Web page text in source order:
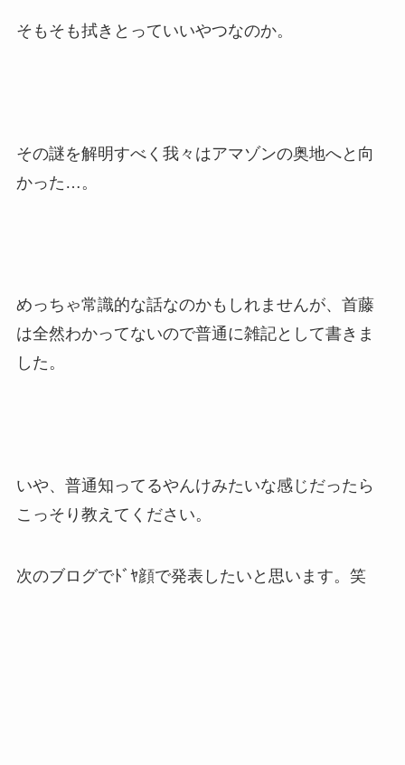
そもそも拭きとっていいやつなのか。
その謎を解明すべく我々はアマゾンの奥地へと向
かった…。
めっちゃ常識的な話なのかもしれませんが、首藤
は全然わかってないので普通に雑記として書きま
した。
いや、普通知ってるやんけみたいな感じだったら
こっそり教えてください。
次のブログでﾄﾞﾔ顔で発表したいと思います。笑